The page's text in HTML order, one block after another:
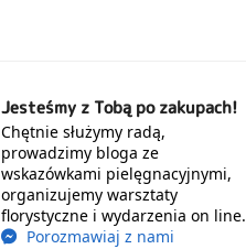
Jesteśmy z Tobą po zakupach!
Chętnie służymy radą,
prowadzimy bloga ze
wskazówkami pielęgnacyjnymi,
organizujemy warsztaty
florystyczne i wydarzenia on line.
Porozmawiaj z nami